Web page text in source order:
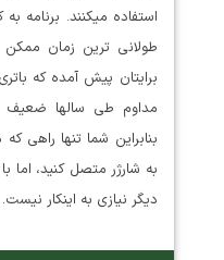
استفاده میکنند. برنامه
طولانی ترین زمان ممکن
برایتان پیش آمده که
مداوم طی سالها
بنابراین شما تنها راهی
دیگر نیازی به اینکار